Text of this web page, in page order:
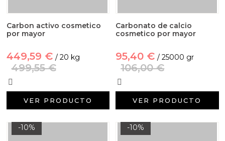
Carbon activo cosmetico
por mayor
449,59 € / 20 kg
499,55 €
VER PRODUCTO
Carbonato de calcio
cosmetico por mayor
95,40 € / 25000 gr
106,00 €
VER PRODUCTO
-10% -10%